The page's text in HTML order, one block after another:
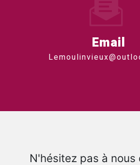
Email
N'hésitez pas à